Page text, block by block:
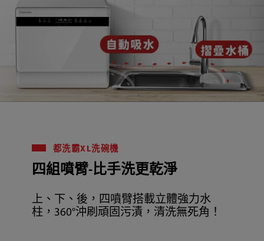
都洗霸XL洗碗機
四組噴臂-比手洗更乾淨
上、下、後，四噴臂搭載立體強力水
柱，360°沖刷頑固污漬，清洗無死角！